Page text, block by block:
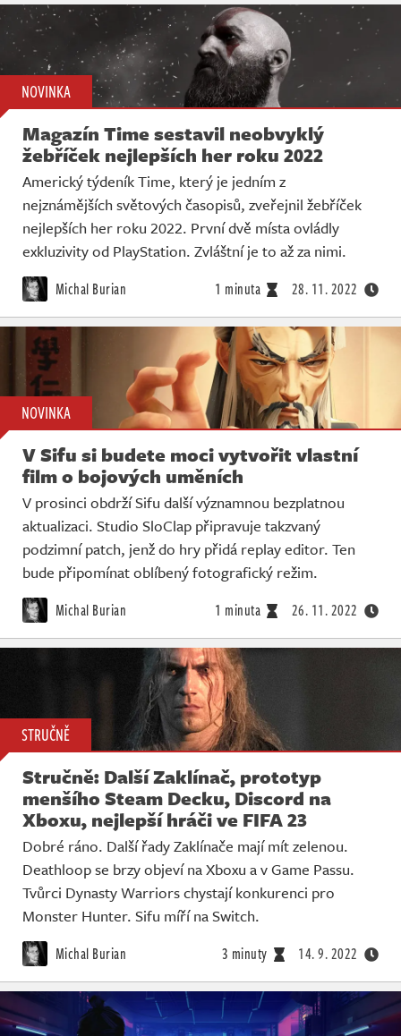
NOVINKA
Magazín Time sestavil neobvyklý
žebříček nejlepších her roku 2022
Americký týdeník Time, který je jedním z
nejznámějších světových časopisů, zveřejnil žebříček
nejlepších her roku 2022. První dvě místa ovládly
exkluzivity od PlayStation. Zvláštní je to až za nimi.
Michal Burian 1 minuta 28. 11. 2022
NOVINKA
V Sifu si budete moci vytvořit vlastní
film o bojových uměních
V prosinci obdrží Sifu další významnou bezplatnou
aktualizaci. Studio SloClap připravuje takzvaný
podzimní patch, jenž do hry přidá replay editor. Ten
bude připomínat oblíbený fotografický režim.
Michal Burian 1 minuta 26. 11. 2022
STRUČNĚ
Stručně: Další Zaklínač, prototyp
menšího Steam Decku, Discord na
Xboxu, nejlepší hráči ve FIFA 23
Dobré ráno. Další řady Zaklínače mají mít zelenou.
Deathloop se brzy objeví na Xboxu a v Game Passu.
Tvůrci Dynasty Warriors chystají konkurenci pro
Monster Hunter. Sifu míří na Switch.
Michal Burian 3 minuty 14. 9. 2022